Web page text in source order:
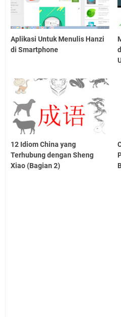
Aplikasi Untuk Menulis Hanzi
di Smartphone
12 Idiom China yang
Terhubung dengan Sheng
Xiao (Bagian 2)